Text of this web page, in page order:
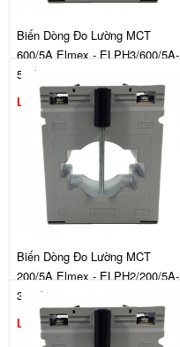
Biến Dòng Đo Lường MCT
600/5A Elmex - ELPH3/600/5A-
5.0/1
Liên hệ
Biến Dòng Đo Lường MCT
200/5A Elmex - ELPH2/200/5A-
3.75/1
Liên hệ